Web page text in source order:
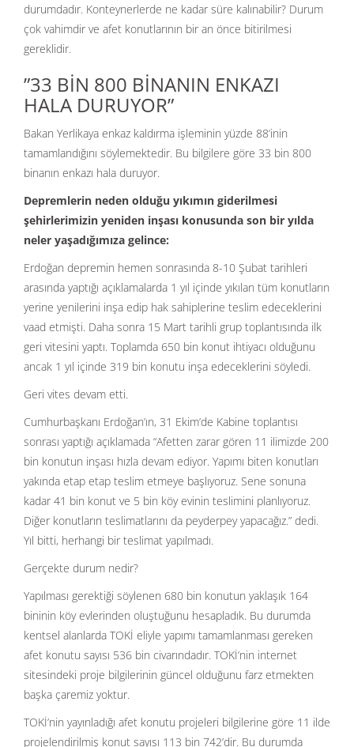
durumdadır. Konteynerlerde ne kadar süre kalınabilir? Durum
çok vahimdir ve afet konutlarının bir an önce bitirilmesi
gereklidir.
”33 BİN 800 BİNANIN ENKAZI
HALA DURUYOR”
Bakan Yerlikaya enkaz kaldırma işleminin yüzde 88’inin
tamamlandığını söylemektedir. Bu bilgilere göre 33 bin 800
binanın enkazı hala duruyor.
Depremlerin neden olduğu yıkımın giderilmesi
şehirlerimizin yeniden inşası konusunda son bir yılda
neler yaşadığımıza gelince:
Erdoğan depremin hemen sonrasında 8-10 Şubat tarihleri
arasında yaptığı açıklamalarda 1 yıl içinde yıkılan tüm konutların
yerine yenilerini inşa edip hak sahiplerine teslim edeceklerini
vaad etmişti. Daha sonra 15 Mart tarihli grup toplantısında ilk
geri vitesini yaptı. Toplamda 650 bin konut ihtiyacı olduğunu
ancak 1 yıl içinde 319 bin konutu inşa edeceklerini söyledi.
Geri vites devam etti.
Cumhurbaşkanı Erdoğan’ın, 31 Ekim’de Kabine toplantısı
sonrası yaptığı açıklamada “Afetten zarar gören 11 ilimizde 200
bin konutun inşası hızla devam ediyor. Yapımı biten konutları
yakında etap etap teslim etmeye başlıyoruz. Sene sonuna
kadar 41 bin konut ve 5 bin köy evinin teslimini planlıyoruz.
Diğer konutların teslimatlarını da peyderpey yapacağız.” dedi.
Yıl bitti, herhangi bir teslimat yapılmadı.
Gerçekte durum nedir?
Yapılması gerektiği söylenen 680 bin konutun yaklaşık 164
bininin köy evlerinden oluştuğunu hesapladık. Bu durumda
kentsel alanlarda TOKİ eliyle yapımı tamamlanması gereken
afet konutu sayısı 536 bin civarındadır. TOKİ’nin internet
sitesindeki proje bilgilerinin güncel olduğunu farz etmekten
başka çaremiz yoktur.
TOKİ’nin yayınladığı afet konutu projeleri bilgilerine göre 11 ilde
projelendirilmiş konut sayısı 113 bin 742’dir. Bu durumda